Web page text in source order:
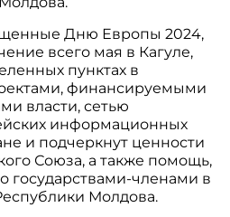
Дню Европы 2024,
всего мая в Кагуле,
пунктах в
финансируемыми
власти, сетью
информационных
и подчеркнут ценности
Союза, а также помощь,
государствами-членами в
Молдова.